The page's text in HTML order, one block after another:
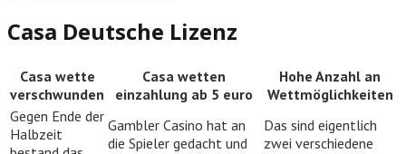
Casa Deutsche Lizenz
Casa wette
verschwunden
Casa wetten
einzahlung ab 5 euro
Hohe Anzahl an
Wettmöglichkeiten
Gegen Ende der
Halbzeit
Gambler Casino hat an
die Spieler gedacht und
Das sind eigentlich
zwei verschiedene